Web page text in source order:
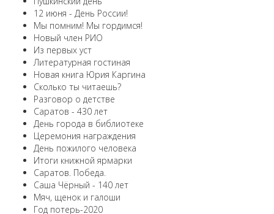
12 июня - День России!
Мы помним! Мы гордимся!
Новый член РИО
Из первых уст
Литературная гостиная
Новая книга Юрия Каргина
Сколько ты читаешь?
Разговор о детстве
Саратов - 430 лет
День города в библиотеке
Церемония награждения
День пожилого человека
Итоги книжной ярмарки
Саратов. Победа.
Саша Чёрный - 140 лет
Мяч, щенок и галоши
Год потерь-2020